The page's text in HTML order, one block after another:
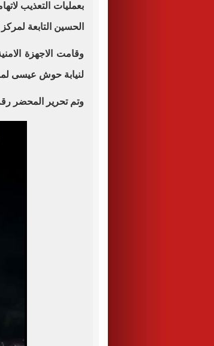
بعمليات التعذيب
الحسين التابعة
وقامت الاجهزة
لنيابة حوش عيسى
وتم تحرير المحضر رقم 9922 لسنة 2020 جنح مركز حوش